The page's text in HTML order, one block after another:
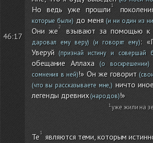
46:17
Но ведь уже прошли
которые были)до меня(и ни один из
Они же
взывают за помощью к
даровал ему веру) (и говорят ему):
Уверуй(признай истину и совершай
обещание Аллаха(о воскрешении)
сомнения в ней)!» Он же говорит
(что вы рассказываете мне,) ничто
легенды древних(народов)!»
уже жили на
Те являются теми, которым